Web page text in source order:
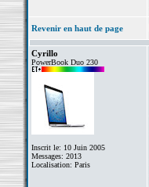
Revenir en haut de page
Cyrillo
PowerBook Duo 230
Inscrit le: 10 Juin 2005
Messages: 2013
Localisation: Paris